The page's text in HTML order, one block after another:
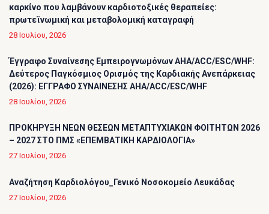
καρκίνο που λαμβάνουν καρδιοτοξικές θεραπείες:
πρωτεϊνωμική και μεταβολομική καταγραφή
28 Ιουλίου, 2026
Έγγραφο Συναίνεσης Εμπειρογνωμόνων AHA/ACC/ESC/WHF:
Δεύτερος Παγκόσμιος Ορισμός της Καρδιακής Ανεπάρκειας
(2026): ΕΓΓΡΑΦΟ ΣΥΝΑΙΝΕΣΗΣ AHA/ACC/ESC/WHF
28 Ιουλίου, 2026
ΠΡΟΚΗΡΥΞΗ ΝΕΩΝ ΘΕΣΕΩΝ ΜΕΤΑΠΤΥΧΙΑΚΩΝ ΦΟΙΤΗΤΩΝ 2026
– 2027 ΣΤΟ ΠΜΣ «ΕΠΕΜΒΑΤΙΚΗ ΚΑΡΔΙΟΛΟΓΙΑ»
27 Ιουλίου, 2026
Αναζήτηση Καρδιολόγου_Γενικό Νοσοκομείο Λευκάδας
27 Ιουλίου, 2026